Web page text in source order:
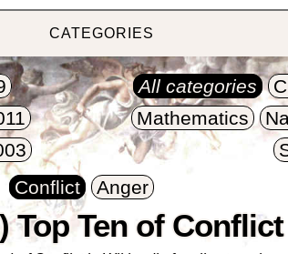
CATEGORIES
All categories
Mathematics
Conflict
Anger
Top Ten of Conflict